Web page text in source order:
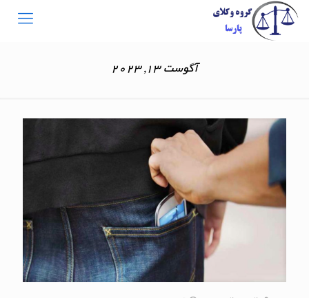
آگوست 13, 2023